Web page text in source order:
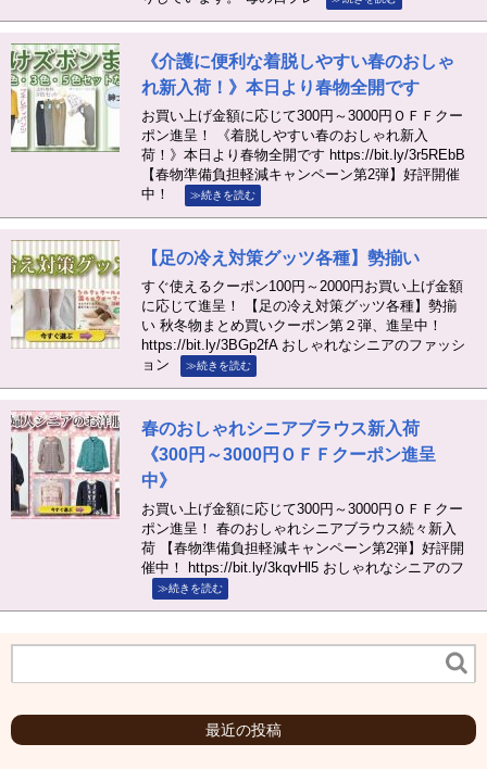
《介護に便利な着脱しやすい春のおしゃ
れ新入荷！》本日より春物全開です
お買い上げ金額に応じて300円～3000円ＯＦＦクー
ポン進呈！ 《着脱しやすい春のおしゃれ新入
荷！》本日より春物全開です https://bit.ly/3r5REbB
【春物準備負担軽減キャンペーン第2弾】好評開催
中！
≫続きを読む
【足の冷え対策グッツ各種】勢揃い
すぐ使えるクーポン100円～2000円お買い上げ金額
に応じて進呈！ 【足の冷え対策グッツ各種】勢揃
い 秋冬物まとめ買いクーポン第２弾、進呈中！
https://bit.ly/3BGp2fA おしゃれなシニアのファッシ
ョン
≫続きを読む
春のおしゃれシニアブラウス新入荷
《300円～3000円ＯＦＦクーポン進呈
中》
お買い上げ金額に応じて300円～3000円ＯＦＦクー
ポン進呈！ 春のおしゃれシニアブラウス続々新入
荷 【春物準備負担軽減キャンペーン第2弾】好評開
催中！ https://bit.ly/3kqvHl5 おしゃれなシニアのフ
≫続きを読む
最近の投稿